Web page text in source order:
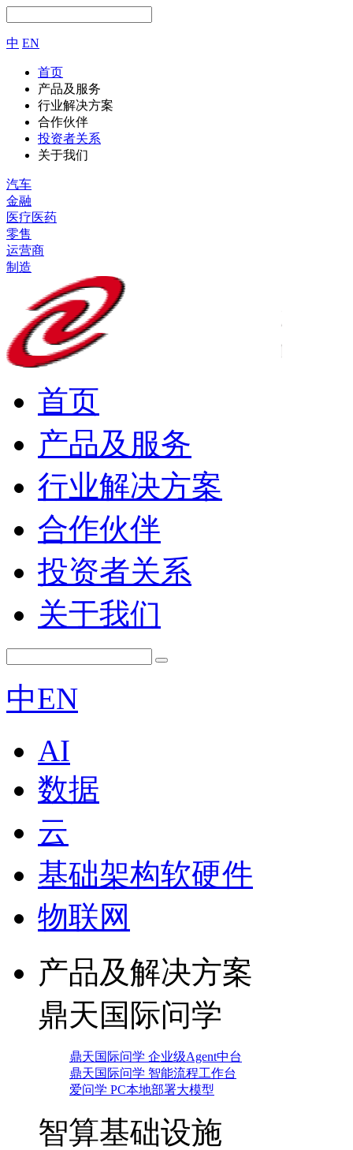
中 EN
首页
产品及服务
行业解决方案
合作伙伴
投资者关系
关于我们
汽车
金融
医疗医药
零售
运营商
制造
首页
产品及服务
行业解决方案
合作伙伴
投资者关系
关于我们
中EN
AI
数据
云
基础架构软硬件
物联网
产品及解决方案
鼎天国际问学
鼎天国际问学 企业级Agent中台
鼎天国际问学 智能流程工作台
爱问学 PC本地部署大模型
智算基础设施